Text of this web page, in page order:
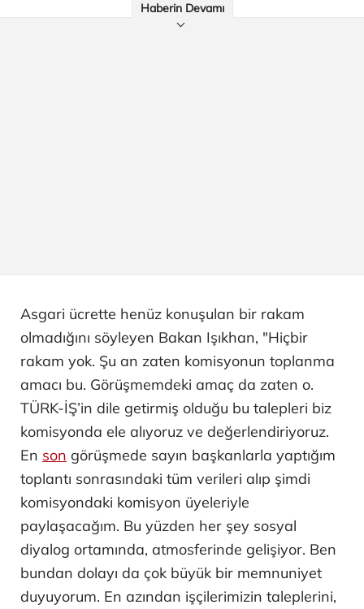
Haberin Devamı
Asgari ücrette henüz konuşulan bir rakam
olmadığını söyleyen Bakan Işıkhan, "Hiçbir
rakam yok. Şu an zaten komisyonun toplanma
amacı bu. Görüşmemdeki amaç da zaten o.
TÜRK-İŞ’in dile getirmiş olduğu bu talepleri biz
komisyonda ele alıyoruz ve değerlendiriyoruz.
En son görüşmede sayın başkanlarla yaptığım
toplantı sonrasındaki tüm verileri alıp şimdi
komisyondaki komisyon üyeleriyle
paylaşacağım. Bu yüzden her şey sosyal
diyalog ortamında, atmosferinde gelişiyor. Ben
bundan dolayı da çok büyük bir memnuniyet
duyuyorum. En azından işçilerimizin taleplerini,